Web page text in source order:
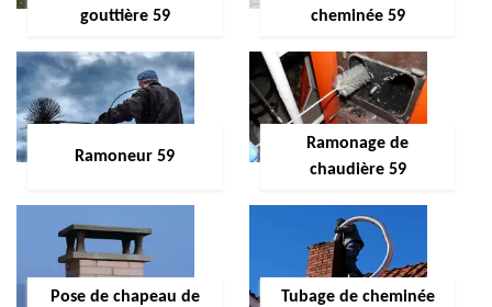
gouttière 59
cheminée 59
Ramoneur 59
Ramonage de
chaudière 59
Pose de chapeau de
Tubage de cheminée